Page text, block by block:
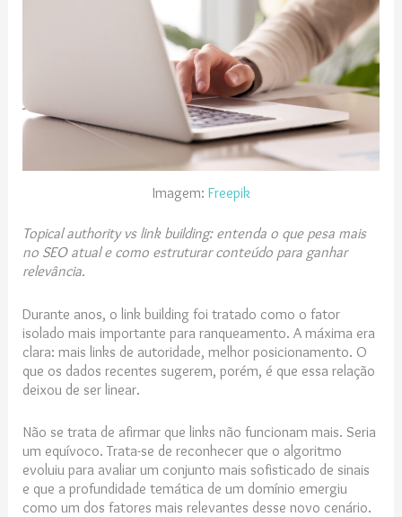
Imagem: Freepik
Topical authority vs link building: entenda o que pesa mais
no SEO atual e como estruturar conteúdo para ganhar
relevância.
Durante anos, o link building foi tratado como o fator
isolado mais importante para ranqueamento. A máxima era
clara: mais links de autoridade, melhor posicionamento. O
que os dados recentes sugerem, porém, é que essa relação
deixou de ser linear.
Não se trata de afirmar que links não funcionam mais. Seria
um equívoco. Trata-se de reconhecer que o algoritmo
evoluiu para avaliar um conjunto mais sofisticado de sinais
e que a profundidade temática de um domínio emergiu
como um dos fatores mais relevantes desse novo cenário.